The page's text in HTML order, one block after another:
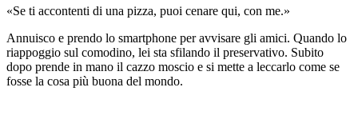
«Se ti accontenti di una pizza, puoi cenare qui, con me.»
Annuisco e prendo lo smartphone per avvisare gli amici. Quando lo
riappoggio sul comodino, lei sta sfilando il preservativo. Subito
dopo prende in mano il cazzo moscio e si mette a leccarlo come se
fosse la cosa più buona del mondo.